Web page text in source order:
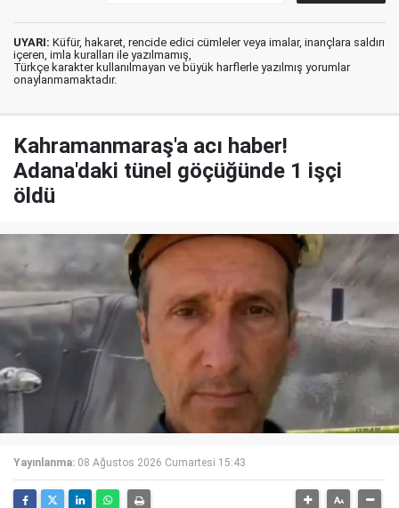
UYARI: Küfür, hakaret, rencide edici cümleler veya imalar, inançlara saldırı
içeren, imla kuralları ile yazılmamış,
Türkçe karakter kullanılmayan ve büyük harflerle yazılmış yorumlar
onaylanmamaktadır.
Kahramanmaraş'a acı haber!
Adana'daki tünel göçüğünde 1 işçi
öldü
Yayınlanma: 08 Ağustos 2026 Cumartesi 15:43